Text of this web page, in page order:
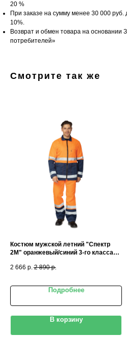
20 %
При заказе на сумму менее 30 000 руб.
10%.
Возврат и обмен товара на основании
потребителей»
Смотрите так же
Костюм мужской летний "Спектр
2М" оранжевый/синий 3-го класса
полукомбинезон)
2 666 р. 2 890 р.
Подробнее
В корзину